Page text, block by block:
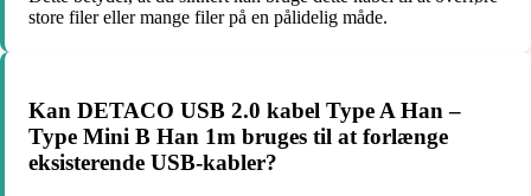
store filer eller mange filer på en pålidelig måde.
Kan DETACO USB 2.0 kabel Type A Han –
Type Mini B Han 1m bruges til at forlænge
eksisterende USB-kabler?